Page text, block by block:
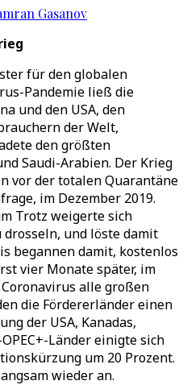
Gasanov
für den globalen
Pandemie ließ die
und den USA, den
der Welt,
den größten
Saudi-Arabien. Der Krieg
vor der totalen Quarantäne
im Dezember 2019.
Trotz weigerte sich
drosseln, und löste damit
begannen damit, kostenlos
vier Monate später, im
alle großen
die Fördererländer einen
der USA, Kanadas,
Länder einigte sich
um 20 Prozent.
wieder an.